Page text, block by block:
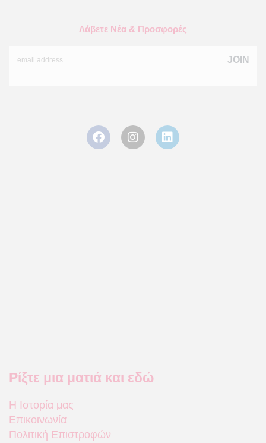
Λάβετε Νέα & Προσφορές
Ρίξτε μια ματιά και εδώ
Η Ιστορία μας
Επικοινωνία
Πολιτική Επιστροφών